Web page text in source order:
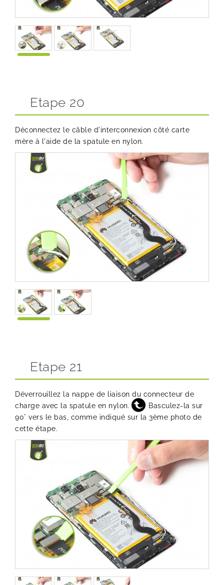
Etape 20
Déconnectez le câble d'interconnexion côté carte
mère à l'aide de la spatule en nylon.
Etape 21
Déverrouillez la nappe de liaison du connecteur de
charge avec la spatule en nylon.
Basculez-la sur
90° vers le bas, comme indiqué sur la 3ème photo de
cette étape.